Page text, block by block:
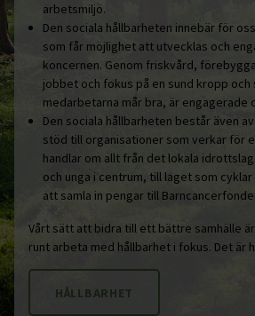
arbetsmiljö.
Den sociala hållbarheten innebär för
som får möjlighet att utvecklas och
koncernen. Genom friskvård,
jobbet och fokus på en sund kropp
medarbetarna mår bra, är engagerade
Den sociala hållbarheten består även
stöd till organisationer som verkar för
handlar om allt från det lokala
och unga i centrum, till laget som
att samla in pengar till
Vårt sätt att bidra till ett bättre samhälle
runt arbeta med hållbarhet i fokus. Det är
HÅLLBARHET